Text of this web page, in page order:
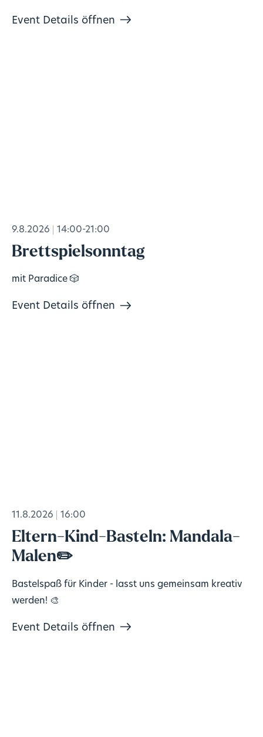
Event Details öffnen
9.8.2026 14:00-21:00
Brettspielsonntag
mit Paradice 🎲
Event Details öffnen
11.8.2026 16:00
Eltern-Kind-Basteln: Mandala-
Malen✏️
Bastelspaß für Kinder - lasst uns gemeinsam kreativ
werden! 🎨
Event Details öffnen